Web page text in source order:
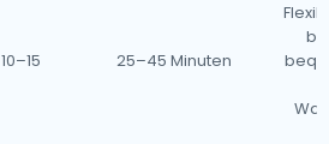
10–15 25–45 Minuten